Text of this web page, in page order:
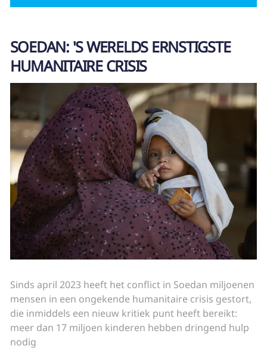
SOEDAN: 'S WERELDS ERNSTIGSTE
HUMANITAIRE CRISIS
Sinds april 2023 heeft het conflict in Soedan miljoenen
mensen in een ongekende humanitaire crisis gestort,
die inmiddels een nieuw kritiek punt heeft bereikt:
meer dan 17 miljoen kinderen hebben dringend hulp
nodig